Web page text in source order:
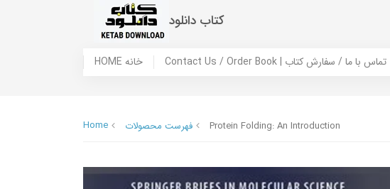
کتاب دانلود
HOME خانه Contact Us / Order Book | تماس با ما / سفارش کتاب
Home فهرست محصولات Protein Folding: An Introduction